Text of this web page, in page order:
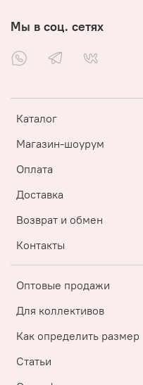
Каталог
Магазин-шоурум
Оплата
Доставка
Возврат и обмен
Контакты
Оптовые продажи
Для коллективов
Как определить размер
Статьи
Мы в соц. сетях